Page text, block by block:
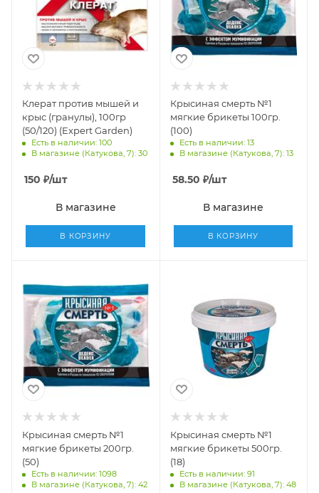
Клерат против мышей и
крыс (гранулы), 100гр
(50/120) (Expert Garden)
Есть в наличии: 100
В магазине (Катукова, 7): 30
150 ₽/шт
В магазине
В КОРЗИНУ
Крысиная смерть №1
мягкие брикеты 100гр.
(100)
Есть в наличии: 13
В магазине (Катукова, 7): 13
58.50 ₽/шт
В магазине
В КОРЗИНУ
Крысиная смерть №1
мягкие брикеты 200гр.
(50)
Есть в наличии: 1098
В магазине (Катукова, 7): 42
Крысиная смерть №1
мягкие брикеты 500гр.
(18)
Есть в наличии: 91
В магазине (Катукова, 7): 48